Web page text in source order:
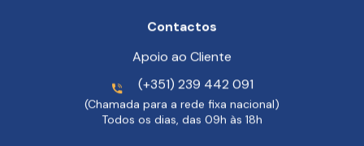
Contactos
Apoio ao Cliente
(+351) 239 442 091
(Chamada para a rede fixa nacional)
Todos os dias, das 09h às 18h